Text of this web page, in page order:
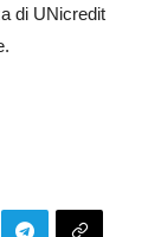
di UNicredit